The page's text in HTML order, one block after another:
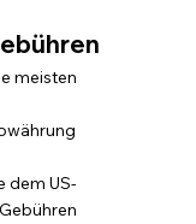
meisten
dem US-